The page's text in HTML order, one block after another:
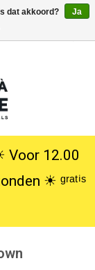
Voor 12.00
☀︎ ᵍʳᵃᵗⁱˢ
dat akkoord?
Ja